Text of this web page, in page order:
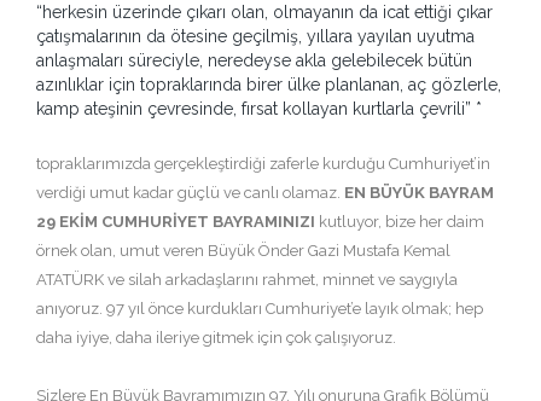
“herkesin üzerinde çıkarı olan, olmayanın da icat ettiği çıkar
çatışmalarının da ötesine geçilmiş, yıllara yayılan uyutma
anlaşmaları süreciyle, neredeyse akla gelebilecek bütün
azınlıklar için topraklarında birer ülke planlanan, aç gözlerle,
kamp ateşinin çevresinde, fırsat kollayan kurtlarla çevrili” *
topraklarımızda gerçekleştirdiği zaferle kurduğu Cumhuriyet’in
verdiği umut kadar güçlü ve canlı olamaz. EN BÜYÜK BAYRAM
29 EKİM CUMHURİYET BAYRAMINIZI kutluyor, bize her daim
örnek olan, umut veren Büyük Önder Gazi Mustafa Kemal
ATATÜRK ve silah arkadaşlarını rahmet, minnet ve saygıyla
anıyoruz. 97 yıl önce kurdukları Cumhuriyet’e layık olmak; hep
daha iyiye, daha ileriye gitmek için çok çalışıyoruz.
Sizlere En Büyük Bayramımızın 97. Yılı onuruna Grafik Bölümü